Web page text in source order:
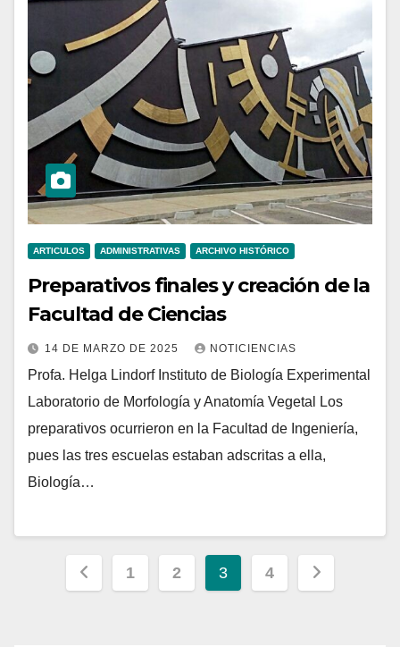
ARTICULOS ADMINISTRATIVAS ARCHIVO HISTÓRICO
Preparativos finales y creación de la
Facultad de Ciencias
14 DE MARZO DE 2025 NOTICIENCIAS
Profa. Helga Lindorf Instituto de Biología Experimental
Laboratorio de Morfología y Anatomía Vegetal Los
preparativos ocurrieron en la Facultad de Ingeniería,
pues las tres escuelas estaban adscritas a ella,
Biología…
Paginación
1 2 3 4